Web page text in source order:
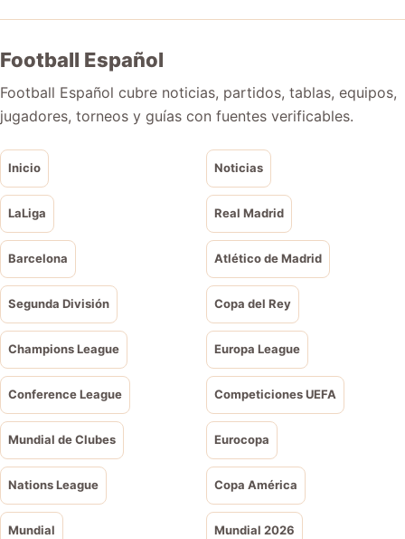
Football Español
Football Español cubre noticias, partidos, tablas, equipos,
jugadores, torneos y guías con fuentes verificables.
Inicio Noticias
LaLiga Real Madrid
Barcelona Atlético de Madrid
Segunda División Copa del Rey
Champions League Europa League
Conference League Competiciones UEFA
Mundial de Clubes Eurocopa
Nations League Copa América
Mundial Mundial 2026